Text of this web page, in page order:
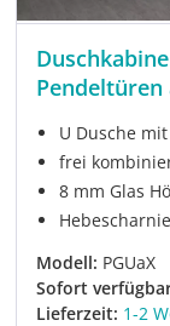
Pendeltüren
U Dusche
frei
8 mm Glas
Modell: PGUaX
Sofort
Lieferzeit: 1-2